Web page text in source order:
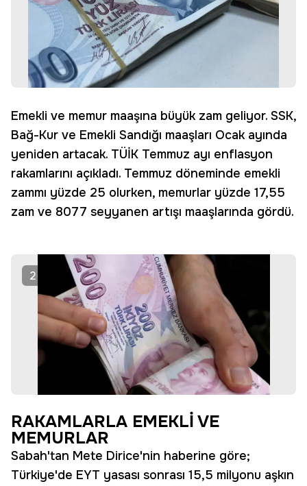
Emekli ve memur maaşına büyük zam geliyor. SSK,
Bağ-Kur ve Emekli Sandığı maaşları Ocak ayında
yeniden artacak. TÜİK Temmuz ayı enflasyon
rakamlarını açıkladı. Temmuz döneminde emekli
zammı yüzde 25 olurken, memurlar yüzde 17,55
zam ve 8077 seyyanen artışı maaşlarında gördü.
2
RAKAMLARLA EMEKLİ VE
MEMURLAR
Sabah'tan Mete Dirice'nin haberine göre;
Türkiye'de EYT yasası sonrası 15,5 milyonu aşkın